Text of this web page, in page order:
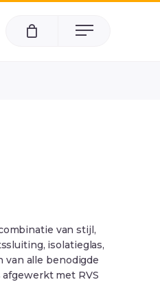
Menu
van stijl,
isolatieglas,
van alle benodigde
met RVS